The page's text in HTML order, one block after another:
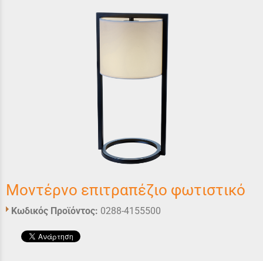
Μοντέρνο επιτραπέζιο φωτιστικό
Κωδικός Προϊόντος: 0288-4155500